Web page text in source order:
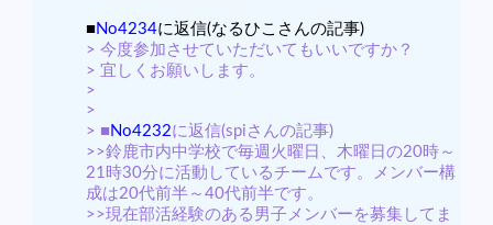
■No4234に返信(なるひこさんの記事)
> 今度参加させていただいてもいいですか？
> 宜しくお願いします。
>
>
> ■ No4232に返信(spiさんの記事)
>>鈴鹿市内中学校で毎週火曜日、木曜日の20時～
21時30分に活動しているチームです。メンバー構
成は20代前半～40代前半です。
>>現在部活経験のある男子メンバーを募集してま